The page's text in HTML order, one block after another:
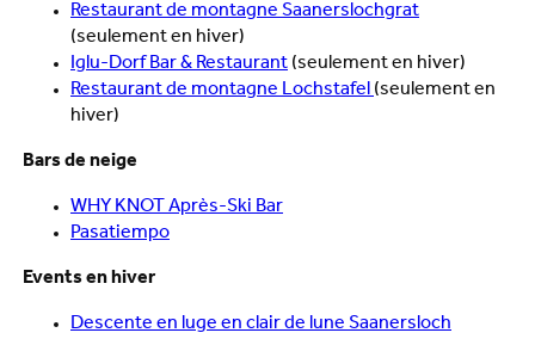
Restaurant de montagne Saanerslochgrat
(seulement en hiver)
Iglu-Dorf Bar & Restaurant (seulement en hiver)
Restaurant de montagne Lochstafel (seulement en
hiver)
Bars de neige
WHY KNOT Après-Ski Bar
Pasatiempo
Events en hiver
Descente en luge en clair de lune Saanersloch